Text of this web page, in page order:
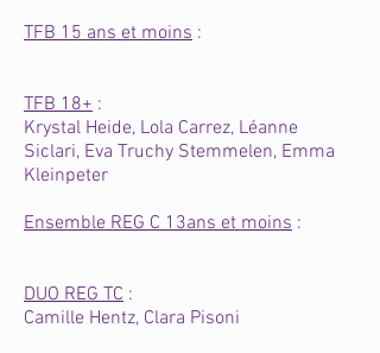
TFB 15 ans et moins :
TFB 18+ :
Krystal Heide, Lola Carrez, Léanne
Siclari, Eva Truchy Stemmelen, Emma
Kleinpeter
Ensemble REG C 13ans et moins :
DUO REG TC :
Camille Hentz, Clara Pisoni